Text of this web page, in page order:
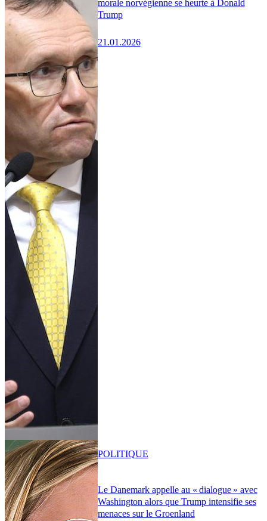
morale norvégienne se heurte à Donald
Trump
21.01.2026
Le Danemark appelle au « dialogue » avec
Washington alors que Trump intensifie ses
menaces sur le Groenland
POLITIQUE